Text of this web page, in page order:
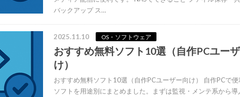
バックアップ ス…
2025.11.10 OS・ソフトウェア
おすすめ無料ソフト10選（自作PCユー
け）
おすすめ無料ソフト10選（自作PCユーザー向け） 自作PCで
ソフトを用途別にまとめました。まずは監視・メンテ系から導